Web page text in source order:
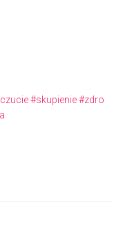
#skupienie #zdro